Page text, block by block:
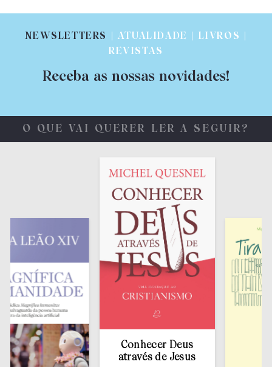
NEWSLETTERS
| ATUALIDADE | LIVROS |
REVISTAS
Receba as nossas novidades!
O QUE VAI QUERER LER A SEGUIR?
Conhecer Deus
através de Jesus